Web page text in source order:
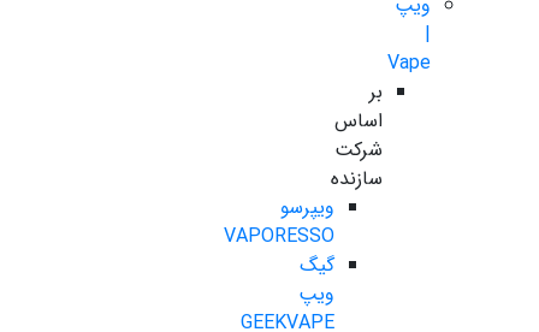
|
Vape
بر
اساس
شرکت
سازنده
ویپرسو
VAPORESSO
گیگ
ویپ
GEEKVAPE